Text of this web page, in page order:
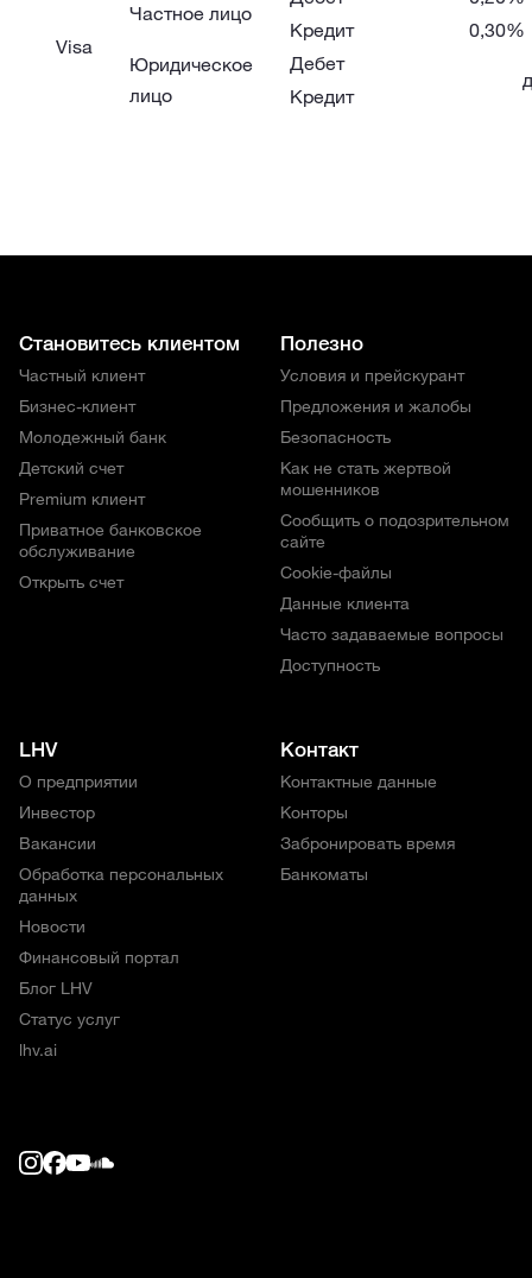
Visa
Частное лицо
Кредит
0,30%
Юридическое
лицо
Дебет
Кредит
Становитесь клиентом
Частный клиент
Бизнес-клиент
Молодежный банк
Детский счет
Premium клиент
Приватное банковское
обслуживание
Открыть счет
Полезно
Условия и прейскурант
Предложения и жалобы
Безопасность
Как не стать жертвой
мошенников
Сообщить о подозрительном
сайте
Cookie-файлы
Данные клиента
Часто задаваемые вопросы
Доступность
LHV
О предприятии
Инвестор
Вакансии
Обработка персональных
данных
Новости
Финансовый портал
Блог LHV
Статус услуг
lhv.ai
Контакт
Контактные данные
Конторы
Забронировать время
Банкоматы